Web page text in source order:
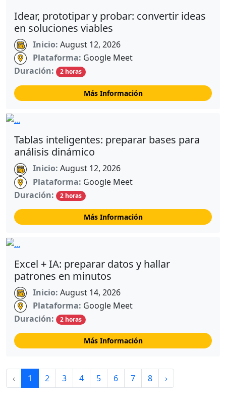
Idear, prototipar y probar: convertir ideas
en soluciones viables
Inicio: August 12, 2026
Plataforma: Google Meet
Duración:
2 horas
Más Información
Tablas inteligentes: preparar bases para
análisis dinámico
Inicio: August 12, 2026
Plataforma: Google Meet
Duración:
2 horas
Más Información
Excel + IA: preparar datos y hallar
patrones en minutos
Inicio: August 14, 2026
Plataforma: Google Meet
Duración:
2 horas
Más Información
‹ 1 2 3 4 5 6 7 8 ›